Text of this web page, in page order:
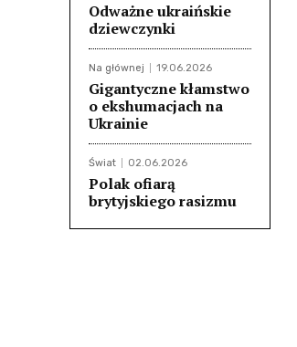
Odważne ukraińskie
dziewczynki
Na głównej 19.06.2026
Gigantyczne kłamstwo
o ekshumacjach na
Ukrainie
Świat 02.06.2026
Polak ofiarą
brytyjskiego rasizmu